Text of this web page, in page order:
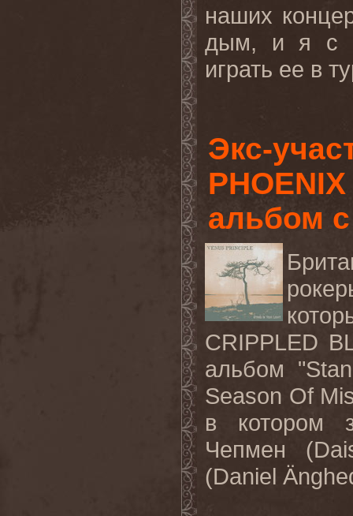
наших
дым, и я с
играть ее в
Экс-
альбом с
CRIPPLED
альбом
Season Of
в котором
Чепмен (
(Daniel